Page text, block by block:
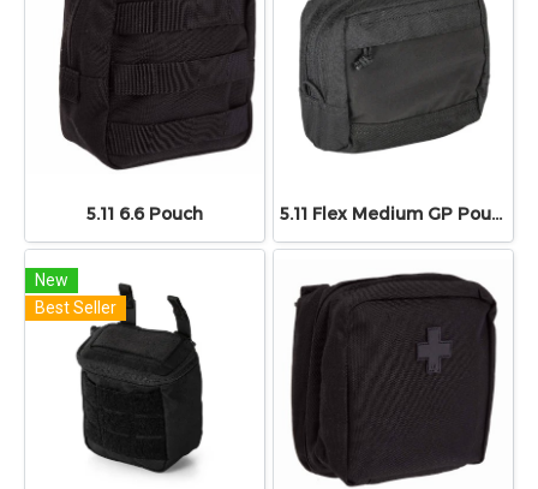
5.11 6.6 Pouch 5.11 Flex Medium GP Pouch
New
Best Seller